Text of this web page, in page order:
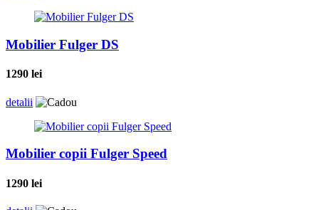
Mobilier Fulger DS
1290 lei
detalii
Mobilier copii Fulger Speed
1290 lei